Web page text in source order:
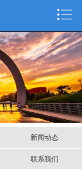
新闻动态
联系我们